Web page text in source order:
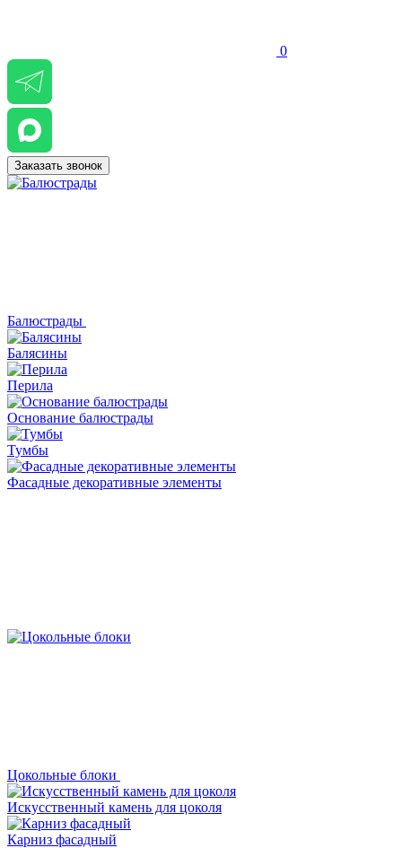
0
Заказать звонок
Балюстрады
Балясины
Перила
Основание балюстрады
Тумбы
Фасадные декоративные элементы
Цокольные блоки
Искусственный камень для цоколя
Карниз фасадный